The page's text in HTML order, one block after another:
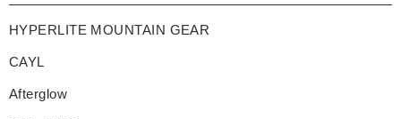
HYPERLITE MOUNTAIN GEAR
CAYL
Afterglow